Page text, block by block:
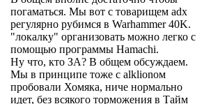
погаматься. Мы вот с товарищем adx
регулярно рубимся в Warhammer 40K.
"локалку" организовать можно легко с
помощью программы Hamachi.
Ну что, кто ЗА? В общем обсуждаем.
Мы в принципе тоже с аlklionом
пробовали Хомяка, ниче нормально
идет, без всякого торможения в Тайм